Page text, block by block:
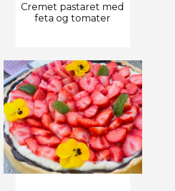
Cremet pastaret med
feta og tomater